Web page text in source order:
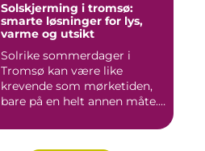
Solskjerming i tromsø:
smarte løsninger for lys,
varme og utsikt
Solrike sommerdager i
Tromsø kan være like
krevende som mørketiden,
bare på en helt annen måte.